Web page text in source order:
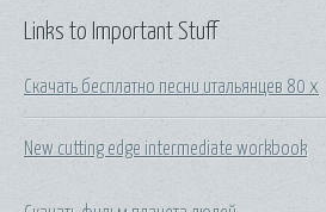
Links to Important Stuff
Скачать бесплатно песни итальянцев 80 х
New cutting edge intermediate workbook